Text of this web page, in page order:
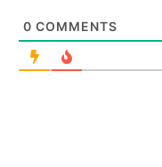
0 COMMENTS